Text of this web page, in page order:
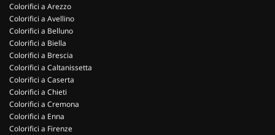
Colorifici a Arezzo
Colorifici a Avellino
Colorifici a Belluno
Colorifici a Biella
Colorifici a Brescia
Colorifici a Caltanissetta
Colorifici a Caserta
Colorifici a Chieti
Colorifici a Cremona
Colorifici a Enna
Colorifici a Firenze